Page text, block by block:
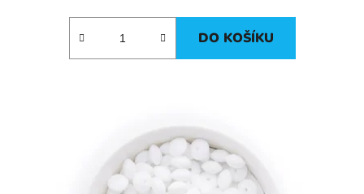
DO KOŠÍKU